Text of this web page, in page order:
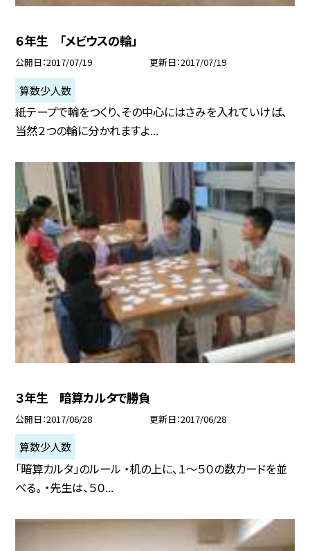
６年生 「メビウスの輪」
公開日 2017/07/19 更新日 2017/07/19
算数少人数
紙テープで輪をつくり、その中心にはさみを入れていけば、
当然２つの輪に分かれますよ...
３年生 暗算カルタで勝負
公開日 2017/06/28 更新日 2017/06/28
算数少人数
「暗算カルタ」のルール ・机の上に、１〜５０の数カードを並
べる。 ・先生は、５０...